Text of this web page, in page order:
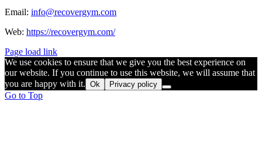
Email: info@recovergym.com
Web: https://recovergym.com/
Page load link
We use cookies to ensure that we give you the best experience on
our website. If you continue to use this website, we will assume that
you are happy with it. Ok Privacy policy
Go to Top